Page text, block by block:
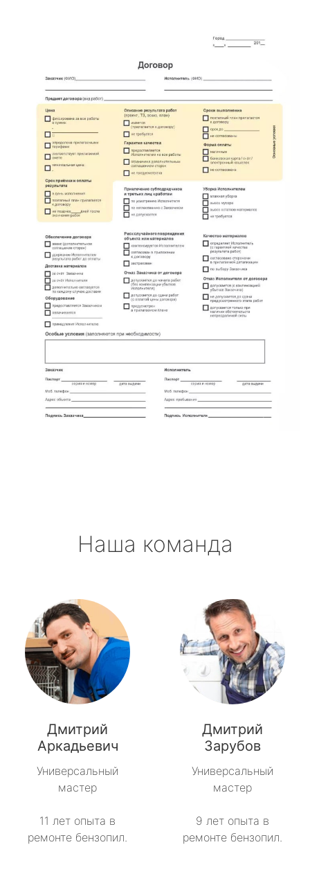
Наша команда
Дмитрий
Аркадьевич
Универсальный
мастер
11 лет опыта в
ремонте бензопил.
Дмитрий
Зарубов
Универсальный
мастер
9 лет опыта в
ремонте бензопил.